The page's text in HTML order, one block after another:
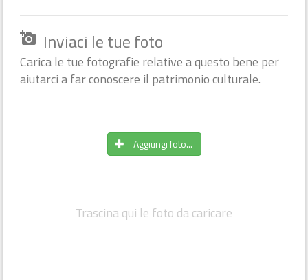
add_a_photo Inviaci le tue foto
Carica le tue fotografie relative a questo bene per
aiutarci a far conoscere il patrimonio culturale.
Aggiungi foto...
Trascina qui le foto da caricare